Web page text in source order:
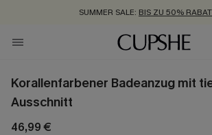
SUMMER SALE: BIS ZU 50%
ZUM NEWSLETTER:BIS ZU -20% EXTRA
KOSTENLOSER VERSAND AB 89 €
Korallenfarbener Badeanzug mit
Ausschnitt
46,99 €